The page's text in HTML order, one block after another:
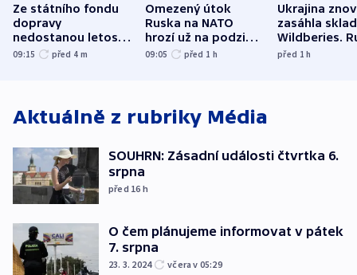
Ze státního fondu
dopravy
nedostanou letos
kraje na silnice ani
09:15 před 4 m
Omezený útok
Ruska na NATO
hrozí už na podzim,
varují tajné služby
09:05 před 1 h
Ukrajina
zasáhla
Wildberies.
útočili v
před 1h
Aktuálně z rubriky Média
SOUHRN: Zásadní události čtvrtka 6.
srpna
před 16 h
O čem plánujeme informovat v pátek
7. srpna
23. 3. 2024 včera v 05:29